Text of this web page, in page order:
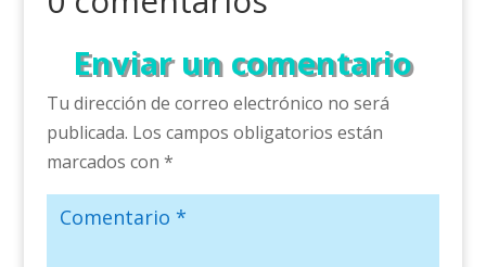
Enviar un comentario
Tu dirección de correo electrónico no será
publicada. Los campos obligatorios están
marcados con *